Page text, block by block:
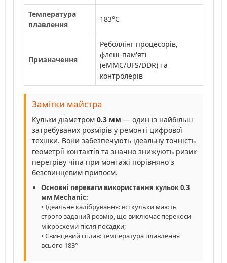
Температура
плавлення
183°C
Призначення
Реболлінг процесорів,
флеш-пам'яті
(eMMC/UFS/DDR) та
контролерів
Замітки майстра
Кульки діаметром 0.3 мм — один із найбільш
затребуваних розмірів у ремонті цифрової
техніки. Вони забезпечують ідеальну точність
геометрії контактів та значно знижують ризик
перегріву чіпа при монтажі порівняно з
безсвинцевим припоєм.
Основні переваги використання кульок 0.3
мм Mechanic:
• Ідеальне калібрування: всі кульки мають
строго заданий розмір, що виключає перекоси
мікросхеми після посадки;
• Свинцевий сплав: температура плавлення
всього 183°